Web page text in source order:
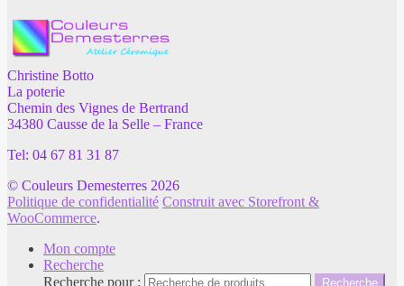
Christine Botto
La poterie
Chemin des Vignes de Bertrand
34380 Causse de la Selle – France
Tel: 04 67 81 31 87
© Couleurs Demesterres 2026
Politique de confidentialité Construit avec Storefront &
WooCommerce.
Mon compte
Recherche
Recherche pour :
Recherche